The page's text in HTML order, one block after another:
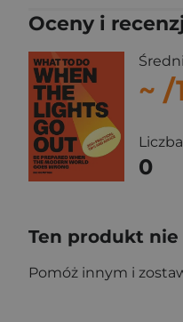
Oceny i
~ /
0
Ten produkt nie
Pomóż innym i